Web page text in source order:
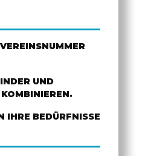
UND
IHRE BEDÜRFNISSE